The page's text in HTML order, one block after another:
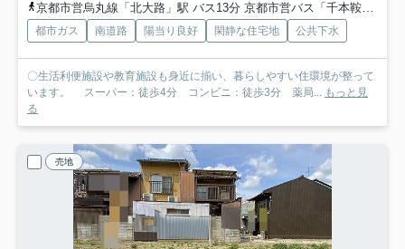
京都市営烏丸線「北大路」駅 バス13分 京都市営バス「千本鞍馬口」 停歩3分
都市ガス 南道路 陽当り良好 閑静な住宅地 公共下水
〇生活利便施設や教育施設も身近に揃い、暮らしやすい住環境が整って
います。 スーパー：徒歩4分 コンビニ：徒歩3分 薬局... もっと見
る
売地